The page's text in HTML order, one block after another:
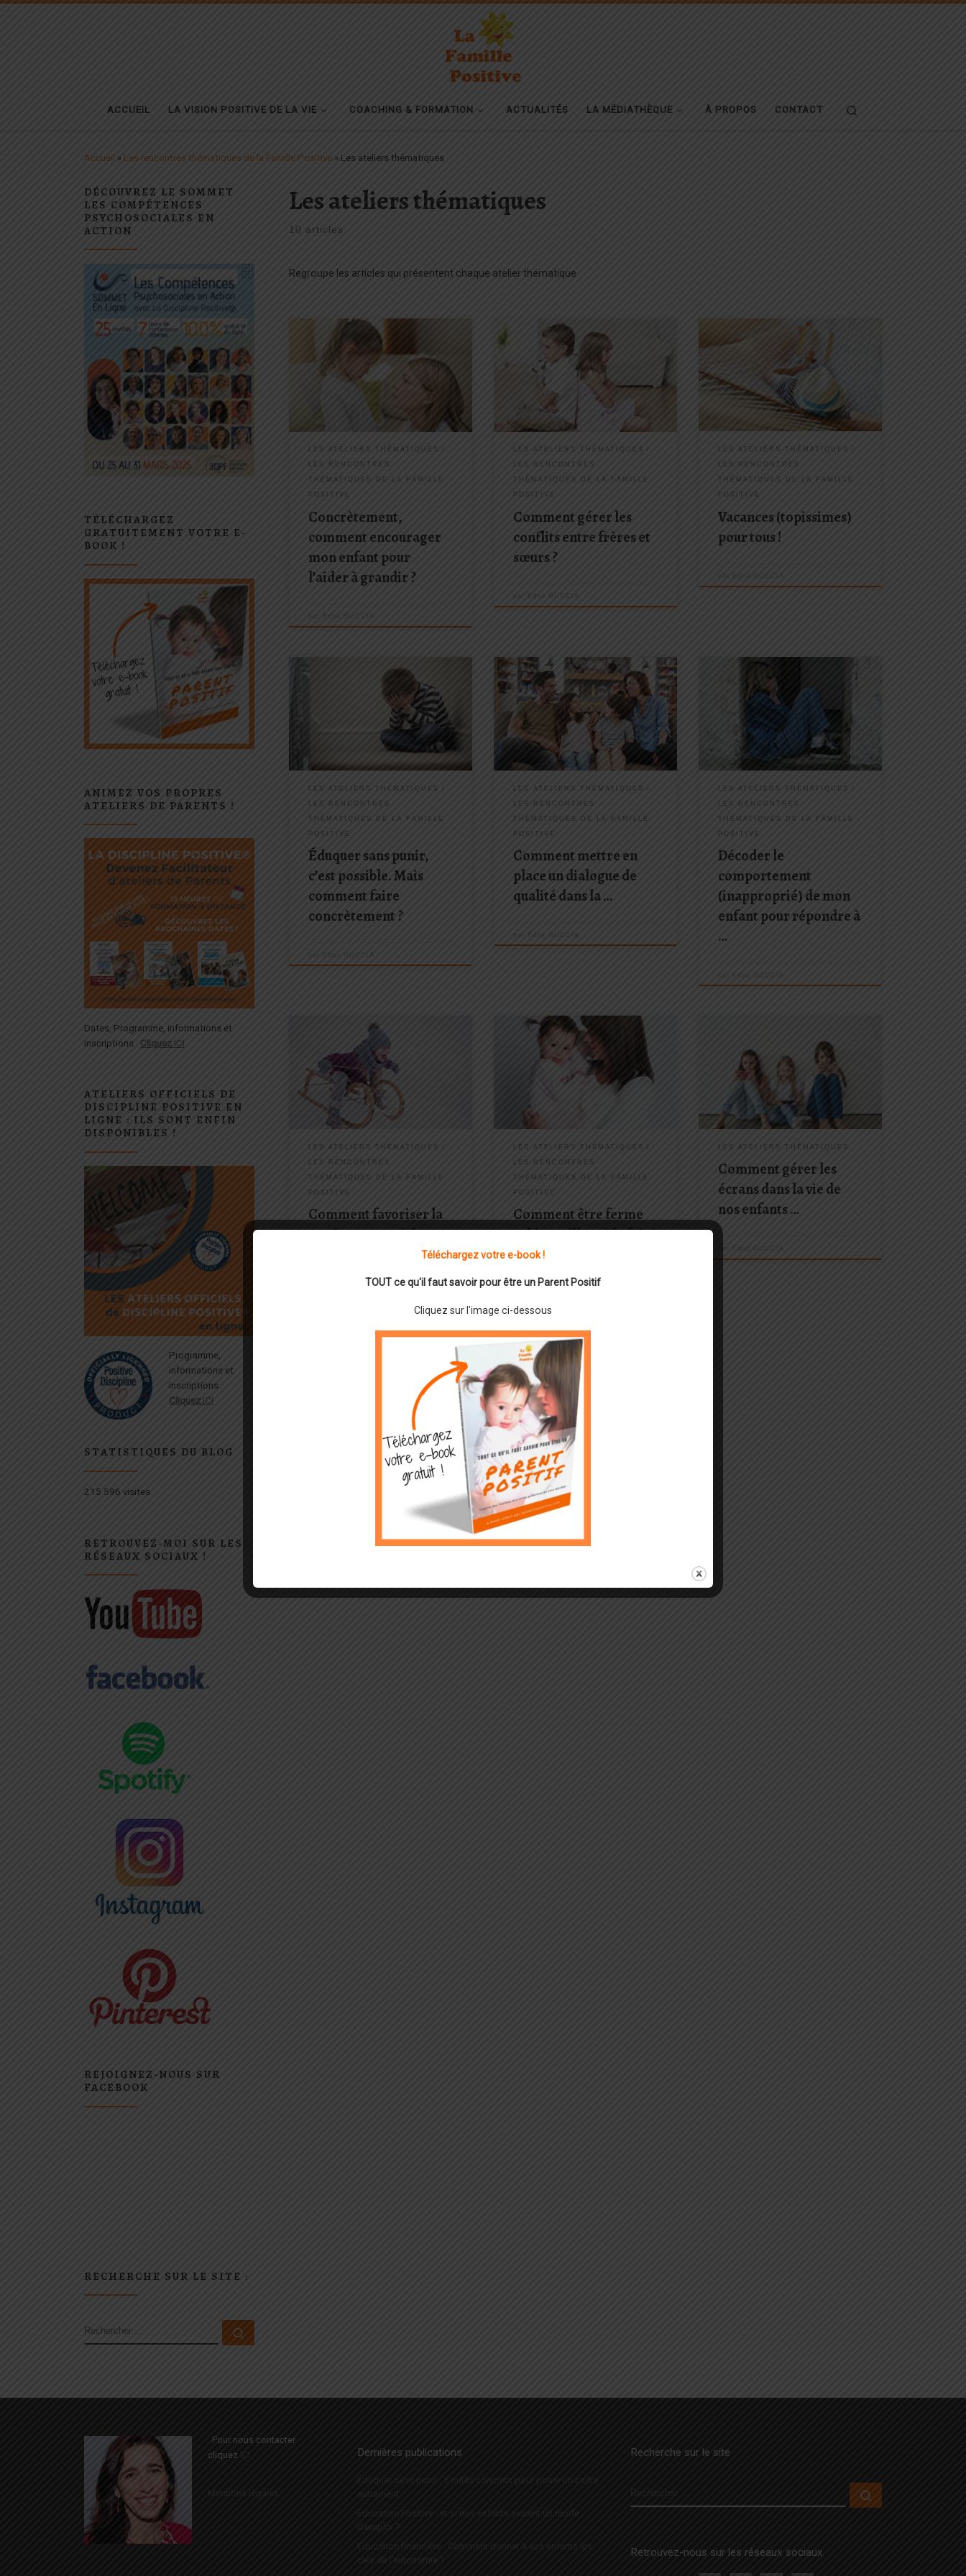
ACCUEIL LA VISION POSITIVE DE LA VIE COACHING & FORMATION ACTUALITÉS LA MÉDIATHÈQUE À PROPOS CONTACT
Accueil » Les rencontres thématiques de la Famille Positive » Les ateliers thématiques
Les ateliers thématiques
10 articles
Regroupe les articles qui présentent chaque atelier thématique
Prochaine rencontre programmée : le
15 juin 2019 L’encouragement est à
l’enfant ce que l’eau est à la plante
(Rudolf DREIKURS) Encourager son
enfant, c’est lui insuffler de la force et
du courage, c’est l’inciter à
persévérer… Mais comment faire
concrètement?
LES ATELIERS THÉMATIQUES
LES RENCONTRES
THÉMATIQUES DE LA FAMILLE
POSITIVE
Concrètement,
comment encourager
mon enfant pour
l’aider à grandir ?
par Edna GUCCIA
Prochaine rencontre programmée : le
6 avril 2019 Les chamailleries et les
rivalités entre frères et sœurs font
partie du quotidien ? Comment
prévenir et gérer les conflits dans la
fratrie ? Comment trouver le juste
milieu entre autorité et
communication […]
LES ATELIERS THÉMATIQUES
LES RENCONTRES
THÉMATIQUES DE LA FAMILLE
POSITIVE
Comment gérer les
conflits entre frères et
sœurs ?
par Edna GUCCIA
Prochaine rencontre programmée : le
22 juin 2019 de 9h30 à 11h30 « Youpi,
c’est les vacances! » C’est sûr, c’est
génial ! Mais lorsque mon enfant dit
ça, et lorsque moi je dis ça, on pense
pas forcement à la […]
LES ATELIERS THÉMATIQUES
LES RENCONTRES
THÉMATIQUES DE LA FAMILLE
POSITIVE
Vacances (topissimes)
pour tous !
par Edna GUCCIA
Prochaine rencontre programmée : le
24 novembre 2018 de 9h30 à 11h30 Et
si vous pouviez éduquer votre enfant
sans le punir ? Le système de
punitions (et récompenses) est ancré
dans les habitudes éducatives, c’est
une réalité. Punir son […]
LES ATELIERS THÉMATIQUES
LES RENCONTRES
THÉMATIQUES DE LA FAMILLE
POSITIVE
Éduquer sans punir,
c’est possible. Mais
comment faire
concrètement ?
Edna GUCCIA
Prochaine rencontre programmée : le
13 avril 2019 de 9h30 à 11h30 « Dans
nos vies de dingues on n’a plus
le temps de rien… » La logistique de la
maison à gérer, les courses, le
ménage, les allers/retours entre le
boulot, l’école […]
LES ATELIERS THÉMATIQUES
LES RENCONTRES
THÉMATIQUES DE LA FAMILLE
POSITIVE
Comment mettre en
place un dialogue de
qualité dans la …
par Edna GUCCIA
Prochaine rencontre programmée : le
9 février 2019 Quand mon enfant se
comporte mal, ne fait pas ce que
j’attends de lui … ne serait-il pas en
train d’essayer de me dire quelque
chose ? Derrière chaque
comportement de votre […]
LES ATELIERS THÉMATIQUES
LES RENCONTRES
THÉMATIQUES DE LA FAMILLE
POSITIVE
Décoder le
comportement
(inapproprié) de mon
enfant pour répondre à
…
par Edna GUCCIA
Prochaine rencontre programmée : le
13 octobre 2018 Comment favoriser
la confiance en soi de mon enfant ?
Comment mon style de parentalité
peut encourager mon enfant à se
sentir capable? La confiance en soi,
c’est avoir le sentiment d’être […]
LES ATELIERS THÉMATIQUES
LES RENCONTRES
THÉMATIQUES DE LA FAMILLE
POSITIVE
Comment favoriser la
confiance en soi de
Prochaine rencontre programmée : le
12 janvier 2019 Comment éduquer
avec FERMETÉ & BIENVEILLANCE ?
Comment n’être ni permissif, ni punitif
? Comment finalement susciter la
coopération de votre enfant sans être
obligé(e) de menacer, de faire du
chantage ou d’avoir […]
LES ATELIERS THÉMATIQUES
LES RENCONTRES
THÉMATIQUES DE LA FAMILLE
POSITIVE
Comment être ferme
et bienveillant à la fois ?
23 mars 2019 Les écrans sont
omniprésents dans nos vies ! Que
préconisent les spécialistes ?
Comment en faire bon usage ?
Comment poser une autorité juste
pour limiter le temps des écrans ?
C’est […]
LES ATELIERS THÉMATIQUES
Comment gérer les
écrans dans la vie de
nos enfants …
par Edna GUCCIA
8 décembre 2018 L’adolescence est
souvent une période de grand stress
et d’agitation non seulement pour les
enfants qui la traversent, mais pour
nous aussi, leurs parents. Alors
comment accompagner nos ados
dans cette période […]
LES ATELIERS THÉMATIQUES
La Discipline Positive
DÉCOUVREZ LE SOMMET
LES COMPÉTENCES
PSYCHOSOCIALES EN
ACTION
TÉLÉCHARGEZ
GRATUITEMENT VOTRE E-
BOOK !
ANIMEZ VOS PROPRES
ATELIERS DE PARENTS !
Dates, Programme, informations et
inscriptions : Cliquez ICI
ATELIERS OFFICIELS DE
DISCIPLINE POSITIVE EN
LIGNE : ILS SONT ENFIN
DISPONIBLES !
Programme,
informations et
inscriptions :
Cliquez ICI
STATISTIQUES DU BLOG
215 596 visites
RETROUVEZ-MOI SUR LES
RÉSEAUX SOCIAUX !
REJOIGNEZ-NOUS SUR
FACEBOOK
RECHERCHE SUR LE SITE :
RECHERCHER
Pour nous contacter
cliquez ICI
Mentions légales
Dernières publications
Éduquer sans punir : 5 outils concrets pour poser un cadre
autrement
Éducation Positive : et si nos enfants avaient un mode
d’emploi ?
Éducation financière : Comment donner à vos enfants les
clés de l’autonomie ?
Recherche sur le site
RECHERCHER
Retrouvez-nous sur les réseaux sociaux
Téléchargez votre e-book !
TOUT ce qu'il faut savoir pour être un Parent Positif
Cliquez sur l'image ci-dessous